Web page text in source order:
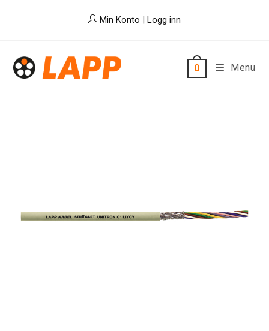
Min Konto | Logg inn
0 Menu